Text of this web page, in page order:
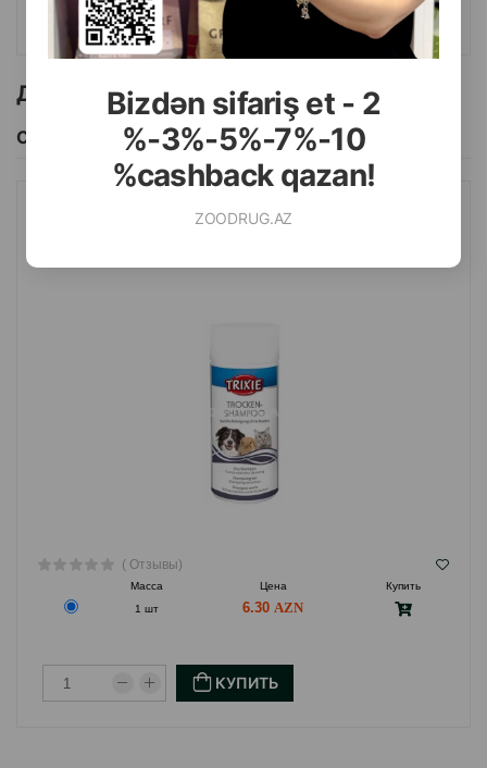
Bizdən sifariş et - 2
%-3%-5%-7%-10
%cashback qazan!
ZOODRUG.AZ
КУПИТЬ
Другие товоры бренда
Смотреть Все
СУХОЙ ШАМПУНЬ TRIXIE ГИПОАЛЛЕРГЕННЫЙ ДЛЯ СОБАК,
( Отзывы)
Масса Цена
Купить
1 шт
6.30
КУПИТЬ